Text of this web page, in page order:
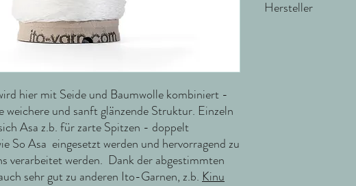
hier mit Seide und Baumwolle kombiniert -
weichere und sanft glänzende Struktur. Einzeln
Asa z.b. für zarte Spitzen - doppelt
So Asa eingesetzt werden und hervorragend zu
verarbeitet werden. Dank der abgestimmten
sehr gut zu anderen Ito-Garnen, z.b. Kinu
Hersteller